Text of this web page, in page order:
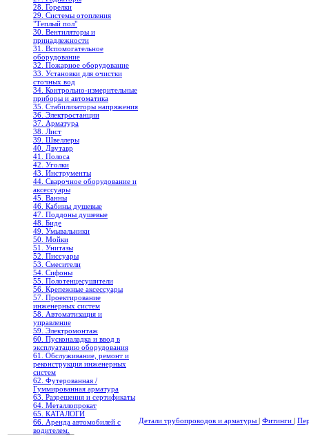
28. Горелки
29. Системы отопления
"Теплый пол"
30. Вентиляторы и
принадлежности
31. Вспомогательное
оборудование
32. Пожарное оборудование
33. Установки для очистки
сточных вод
34. Контрольно-измерительные
приборы и автоматика
35. Стабилизаторы напряжения
36. Электростанции
37. Арматура
38. Лист
39. Швеллеры
40. Двутавр
41. Полоса
42. Уголки
43. Инструменты
44. Сварочное оборудование и
аксессуары
45. Ванны
46. Кабины душевые
47. Поддоны душевые
48. Биде
49. Умывальники
50. Мойки
51. Унитазы
52. Писсуары
53. Смесители
54. Сифоны
55. Полотенцесушители
56. Крепежные аксессуары
57. Проектирование
инженерных систем
58. Автоматизация и
управление
59. Электромонтаж
60. Пусконаладка и ввод в
эксплуатацию оборудования
61. Обслуживание, ремонт и
реконструкция инженерных
систем
62. Футерованная /
Гуммированная арматура
63. Разрешения и сертификаты
64. Металлопрокат
65. КАТАЛОГИ
66. Аренда автомобилей с
водителем.
Детали трубопроводов и арматуры | Фитинги |